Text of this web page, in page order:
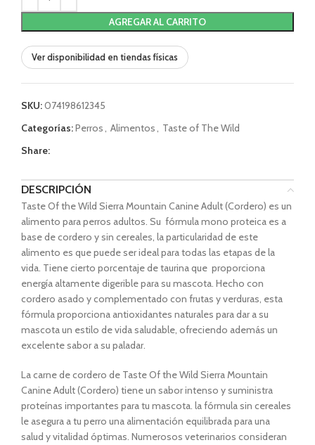
AGREGAR AL CARRITO
Ver disponibilidad en tiendas físicas
SKU:074198612345
Categorías:Perros, Alimentos, Taste of The Wild
Share:
DESCRIPCIÓN
Taste Of the Wild Sierra Mountain Canine Adult (Cordero) es un
alimento para perros adultos. Su fórmula mono proteica es a
base de cordero y sin cereales, la particularidad de este
alimento es que puede ser ideal para todas las etapas de la
vida. Tiene cierto porcentaje de taurina que proporciona
energía altamente digerible para su mascota. Hecho con
cordero asado y complementado con frutas y verduras, esta
fórmula proporciona antioxidantes naturales para dar a su
mascota un estilo de vida saludable, ofreciendo además un
excelente sabor a su paladar.
La carne de cordero de Taste Of the Wild Sierra Mountain
Canine Adult (Cordero) tiene un sabor intenso y suministra
proteínas importantes para tu mascota. la fórmula sin cereales
le asegura a tu perro una alimentación equilibrada para una
salud y vitalidad óptimas. Numerosos veterinarios consideran